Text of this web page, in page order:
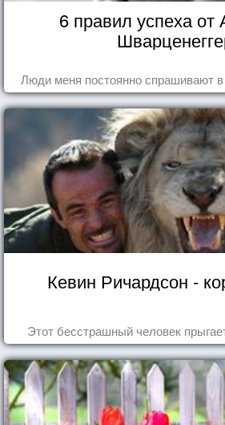
6 правил успеха от
Люди меня постоянно спрашивают в
Кевин Ричардсон -
Этот бесстрашный человек